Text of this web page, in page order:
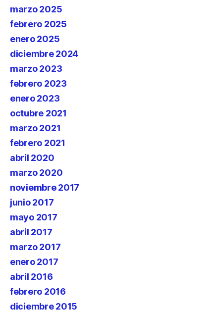
marzo 2025
febrero 2025
enero 2025
diciembre 2024
marzo 2023
febrero 2023
enero 2023
octubre 2021
marzo 2021
febrero 2021
abril 2020
marzo 2020
noviembre 2017
junio 2017
mayo 2017
abril 2017
marzo 2017
enero 2017
abril 2016
febrero 2016
diciembre 2015